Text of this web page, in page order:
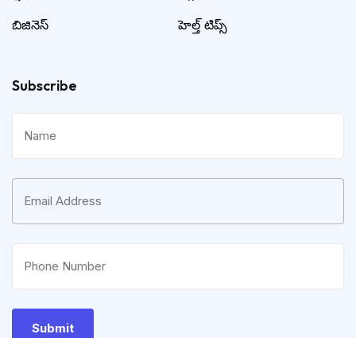
బిజినెస్ హెల్త్ టిప్స్
Subscribe